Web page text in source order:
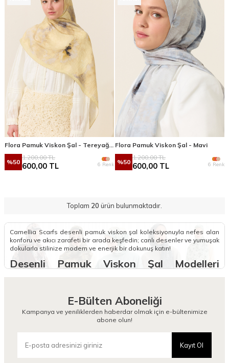
%50
1.200,00TL
600,00 TL 6 Renk
Flora Pamuk Viskon Şal - Mavi
%50
1.200,00TL
600,00 TL 6 Renk
Toplam 20 ürün bulunmaktadır.
Camellia Scarfs desenli pamuk viskon şal koleksiyonuyla nefes alan
konforu ve akıcı zarafeti bir arada keşfedin; canlı desenler ve yumuşak
dokularla stilinize modern ve enerjik bir dokunuş katın!
Desenli Pamuk Viskon Şal Modelleri
modelleri, pamuğun nefes alan yapısını viskonun zarif dökümüyle
birleştirerek gardırobunuzda konforlu bir estetik ritim oluşturur. Pamuk
viskon şal desenli tasarımlarımız, sanatsal motifleri ve canlı renk
geçişleriyle her mevsime uyum sağlayan bir stil imzası niteliğindedir.
Bu şallar, yumuşak dokusu sayesinde gün boyu rahat bir kullanım
bir tavır katarak görünümünüzü bir adım öteye taşır.
E-Bülten Aboneliği
Kampanya ve yeniliklerden haberdar olmak için e-bültenimize
abone olun!
Kayıt Ol